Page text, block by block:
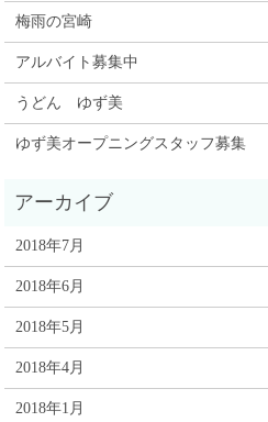
梅雨の宮崎
アルバイト募集中
うどん ゆず美
ゆず美オープニングスタッフ募集
2018年7月
2018年6月
2018年5月
2018年4月
2018年1月